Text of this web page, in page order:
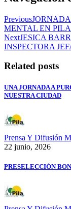
Previous
MENTAL EN PILA
NextJESICA
INSPECTORA
Related posts
UNA JORNADA A
NUESTRA CIUDAD
Prensa Y Difusión
22 junio, 2026
PRESELECCIÓN